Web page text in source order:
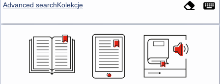
Advanced searchKolekcje